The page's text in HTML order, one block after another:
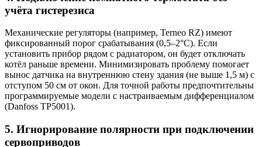
учёта гистерезиса
Механические регуляторы (например, Terneo RZ) имеют
фиксированный порог срабатывания (0,5–2°C). Если
установить прибор рядом с радиатором, он будет отключать
котёл раньше времени. Минимизировать проблему помогает
вынос датчика на внутреннюю стену здания (не выше 1,5 м) с
отступом 50 см от окон. Для точной работы предпочтительны
программируемые модели с настраиваемым дифференциалом
(Danfoss TP5001).
5. Игнорирование полярности при подключении
сервоприводов